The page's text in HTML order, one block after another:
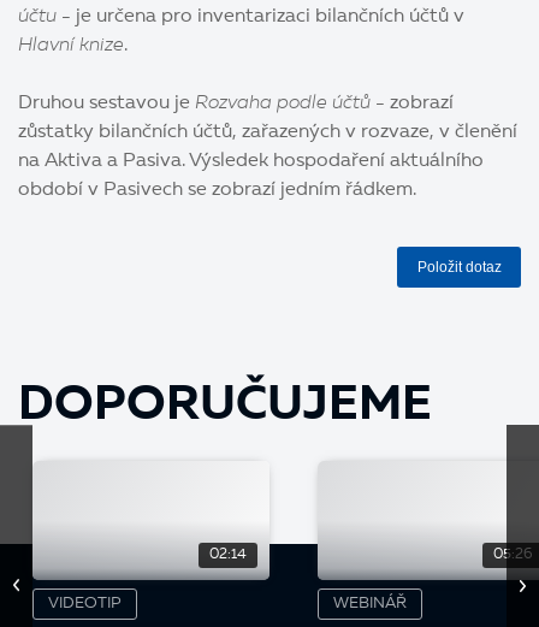
účtu - je určena pro inventarizaci bilančních účtů v
Hlavní knize.
Druhou sestavou je Rozvaha podle účtů - zobrazí
zůstatky bilančních účtů, zařazených v rozvaze, v členění
na Aktiva a Pasiva. Výsledek hospodaření aktuálního
období v Pasivech se zobrazí jedním řádkem.
Položit dotaz
DOPORUČUJEME
02:14
VIDEOTIP
05:26
WEBINÁŘ